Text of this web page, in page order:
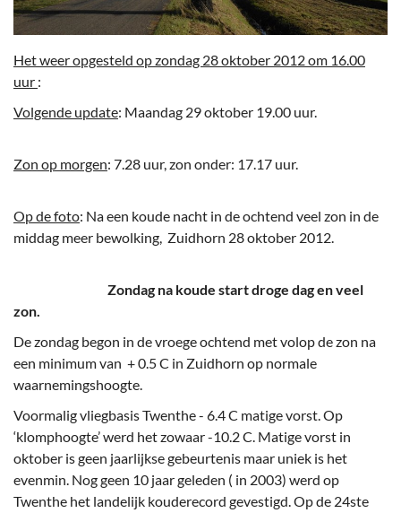
Het weer opgesteld op zondag 28 oktober 2012 om 16.00
uur :
Volgende update: Maandag 29 oktober 19.00 uur.
Zon op morgen: 7.28 uur, zon onder: 17.17 uur.
Op de foto: Na een koude nacht in de ochtend veel zon in de
middag meer bewolking, Zuidhorn 28 oktober 2012.
Zondag na koude start droge dag en veel
zon.
De zondag begon in de vroege ochtend met volop de zon na
een minimum van + 0.5 C in Zuidhorn op normale
waarnemingshoogte.
Voormalig vliegbasis Twenthe - 6.4 C matige vorst. Op
‘klomphoogte’ werd het zowaar -10.2 C. Matige vorst in
oktober is geen jaarlijkse gebeurtenis maar uniek is het
evenmin. Nog geen 10 jaar geleden ( in 2003) werd op
Twenthe het landelijk kouderecord gevestigd. Op de 24ste